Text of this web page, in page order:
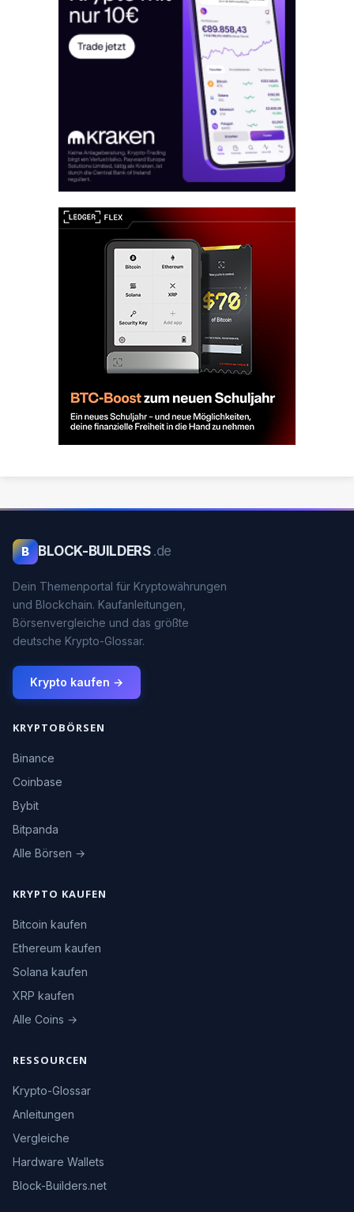
B BLOCK-BUILDERS .de
Dein Themenportal für Kryptowährungen
und Blockchain. Kaufanleitungen,
Börsenvergleiche und das größte
deutsche Krypto-Glossar.
Krypto kaufen →
KRYPTOBÖRSEN
Binance
Coinbase
Bybit
Bitpanda
Alle Börsen →
KRYPTO KAUFEN
Bitcoin kaufen
Ethereum kaufen
Solana kaufen
XRP kaufen
Alle Coins →
RESSOURCEN
Krypto-Glossar
Anleitungen
Vergleiche
Hardware Wallets
Block-Builders.net